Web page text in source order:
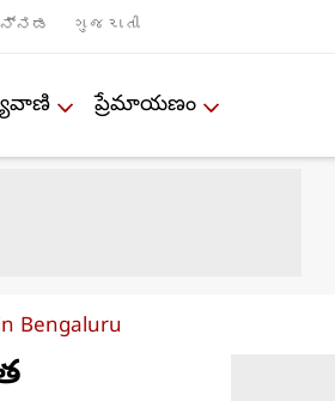
ગુજરાતી
ప్రేమాయణం
Bengaluru